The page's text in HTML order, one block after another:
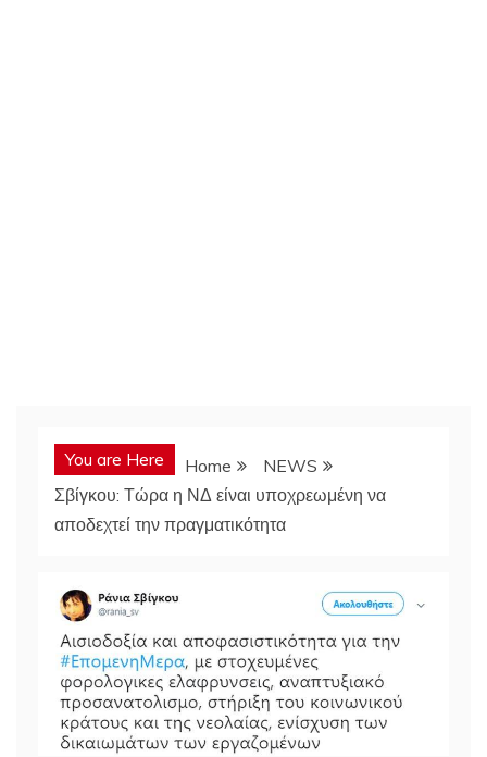
You are Here Home
NEWS
Σβίγκου: Τώρα η ΝΔ είναι υποχρεωμένη να
αποδεχτεί την πραγματικότητα